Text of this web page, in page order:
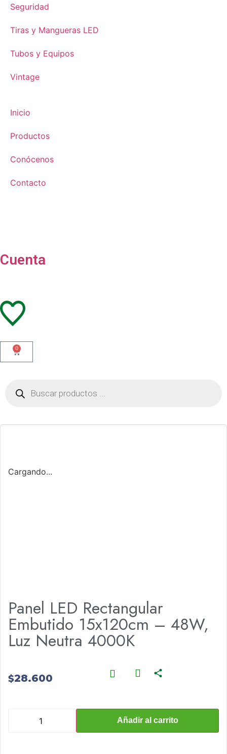
Seguridad
Tiras y Mangueras LED
Tubos y Equipos
Vintage
Inicio
Productos
Conócenos
Contacto
Cuenta
0
Cargando...
Panel LED Rectangular
Embutido 15x120cm – 48W,
Luz Neutra 4000K
$28.600
Añadir al carrito